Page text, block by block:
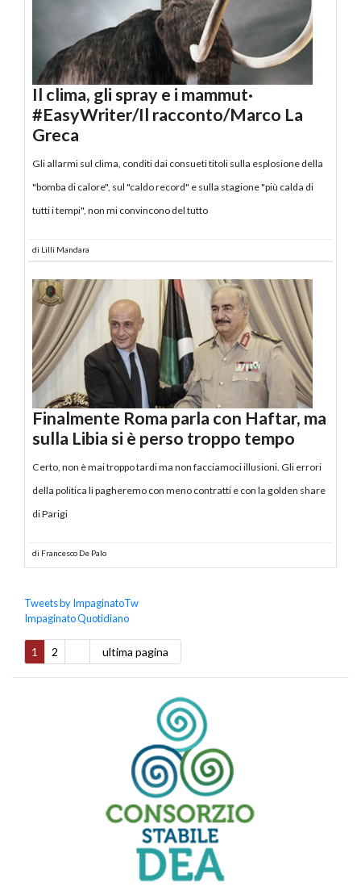
Il clima, gli spray e i mammut·
#EasyWriter/Il racconto/Marco La
Greca
Gli allarmi sul clima, conditi dai consueti titoli sulla esplosione della
"bomba di calore", sul "caldo record" e sulla stagione "più calda di
tutti i tempi", non mi convincono del tutto
di Lilli Mandara
Finalmente Roma parla con Haftar, ma
sulla Libia si è perso troppo tempo
Certo, non è mai troppo tardi ma non facciamoci illusioni. Gli errori
della politica li pagheremo con meno contratti e con la golden share
di Parigi
di Francesco De Palo
Tweets by ImpaginatoTw
Impaginato Quotidiano
1 2 ultima pagina